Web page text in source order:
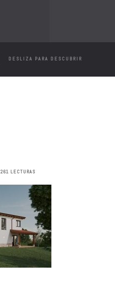
DESLIZA PARA DESCUBRIR
261 LECTURAS